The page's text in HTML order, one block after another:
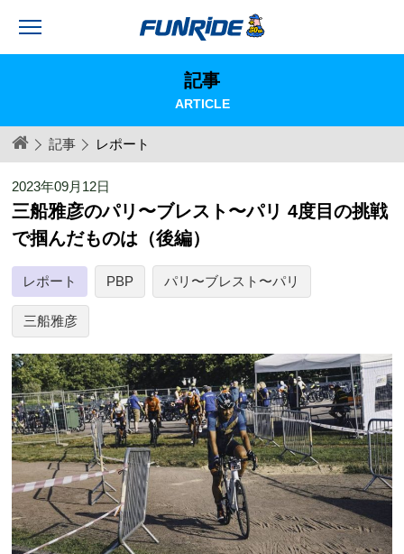
記事
ARTICLE
記事 レポート
2023年09月12日
三船雅彦のパリ〜ブレスト〜パリ 4度目の挑戦
で掴んだものは（後編）
レポート PBP パリ〜ブレスト〜パリ
三船雅彦